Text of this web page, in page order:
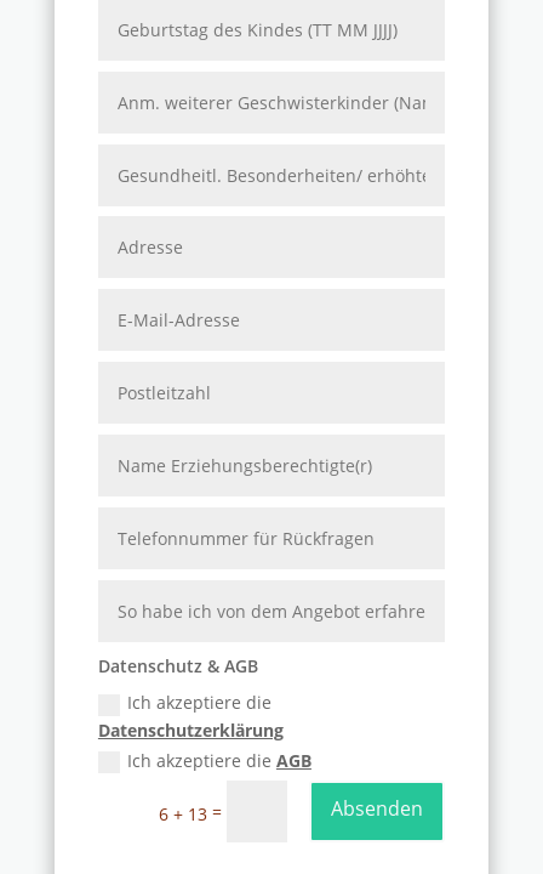
Datenschutz & AGB
Ich akzeptiere die
Datenschutzerklärung
Ich akzeptiere die AGB
6 + 13 = Absenden